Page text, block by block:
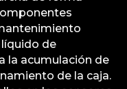
de
la acumulación de
de la caja.